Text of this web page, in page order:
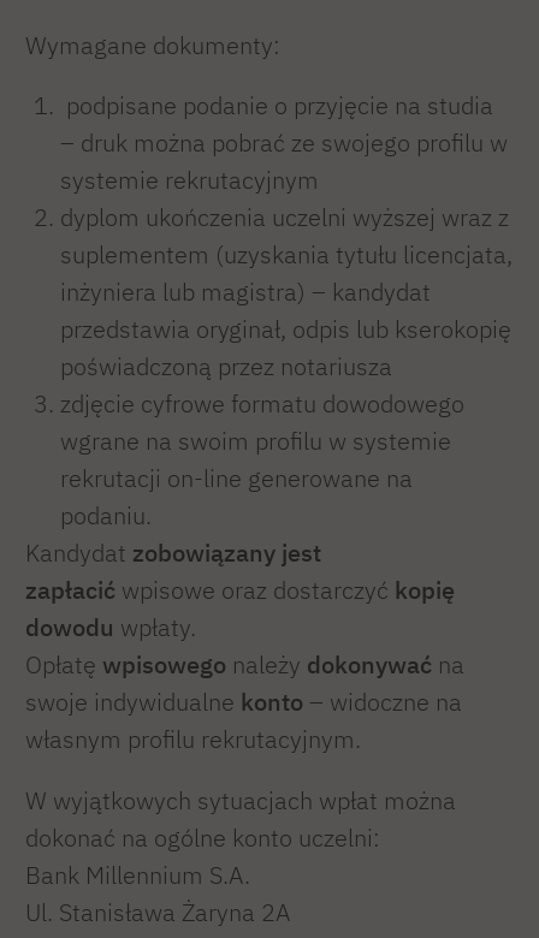
Wymagane dokumenty:
podpisane podanie o przyjęcie na studia
– druk można pobrać ze swojego profilu w
systemie rekrutacyjnym
dyplom ukończenia uczelni wyższej wraz z
suplementem (uzyskania tytułu licencjata,
inżyniera lub magistra) – kandydat
przedstawia oryginał, odpis lub kserokopię
poświadczoną przez notariusza
zdjęcie cyfrowe formatu dowodowego
wgrane na swoim profilu w systemie
rekrutacji on-line generowane na
podaniu.
Kandydat zobowiązany jest
zapłacić wpisowe oraz dostarczyć kopię
dowodu wpłaty.
Opłatę wpisowego należy dokonywać na
swoje indywidualne konto – widoczne na
własnym profilu rekrutacyjnym.
W wyjątkowych sytuacjach wpłat można
dokonać na ogólne konto uczelni:
Bank Millennium S.A.
Ul. Stanisława Żaryna 2A